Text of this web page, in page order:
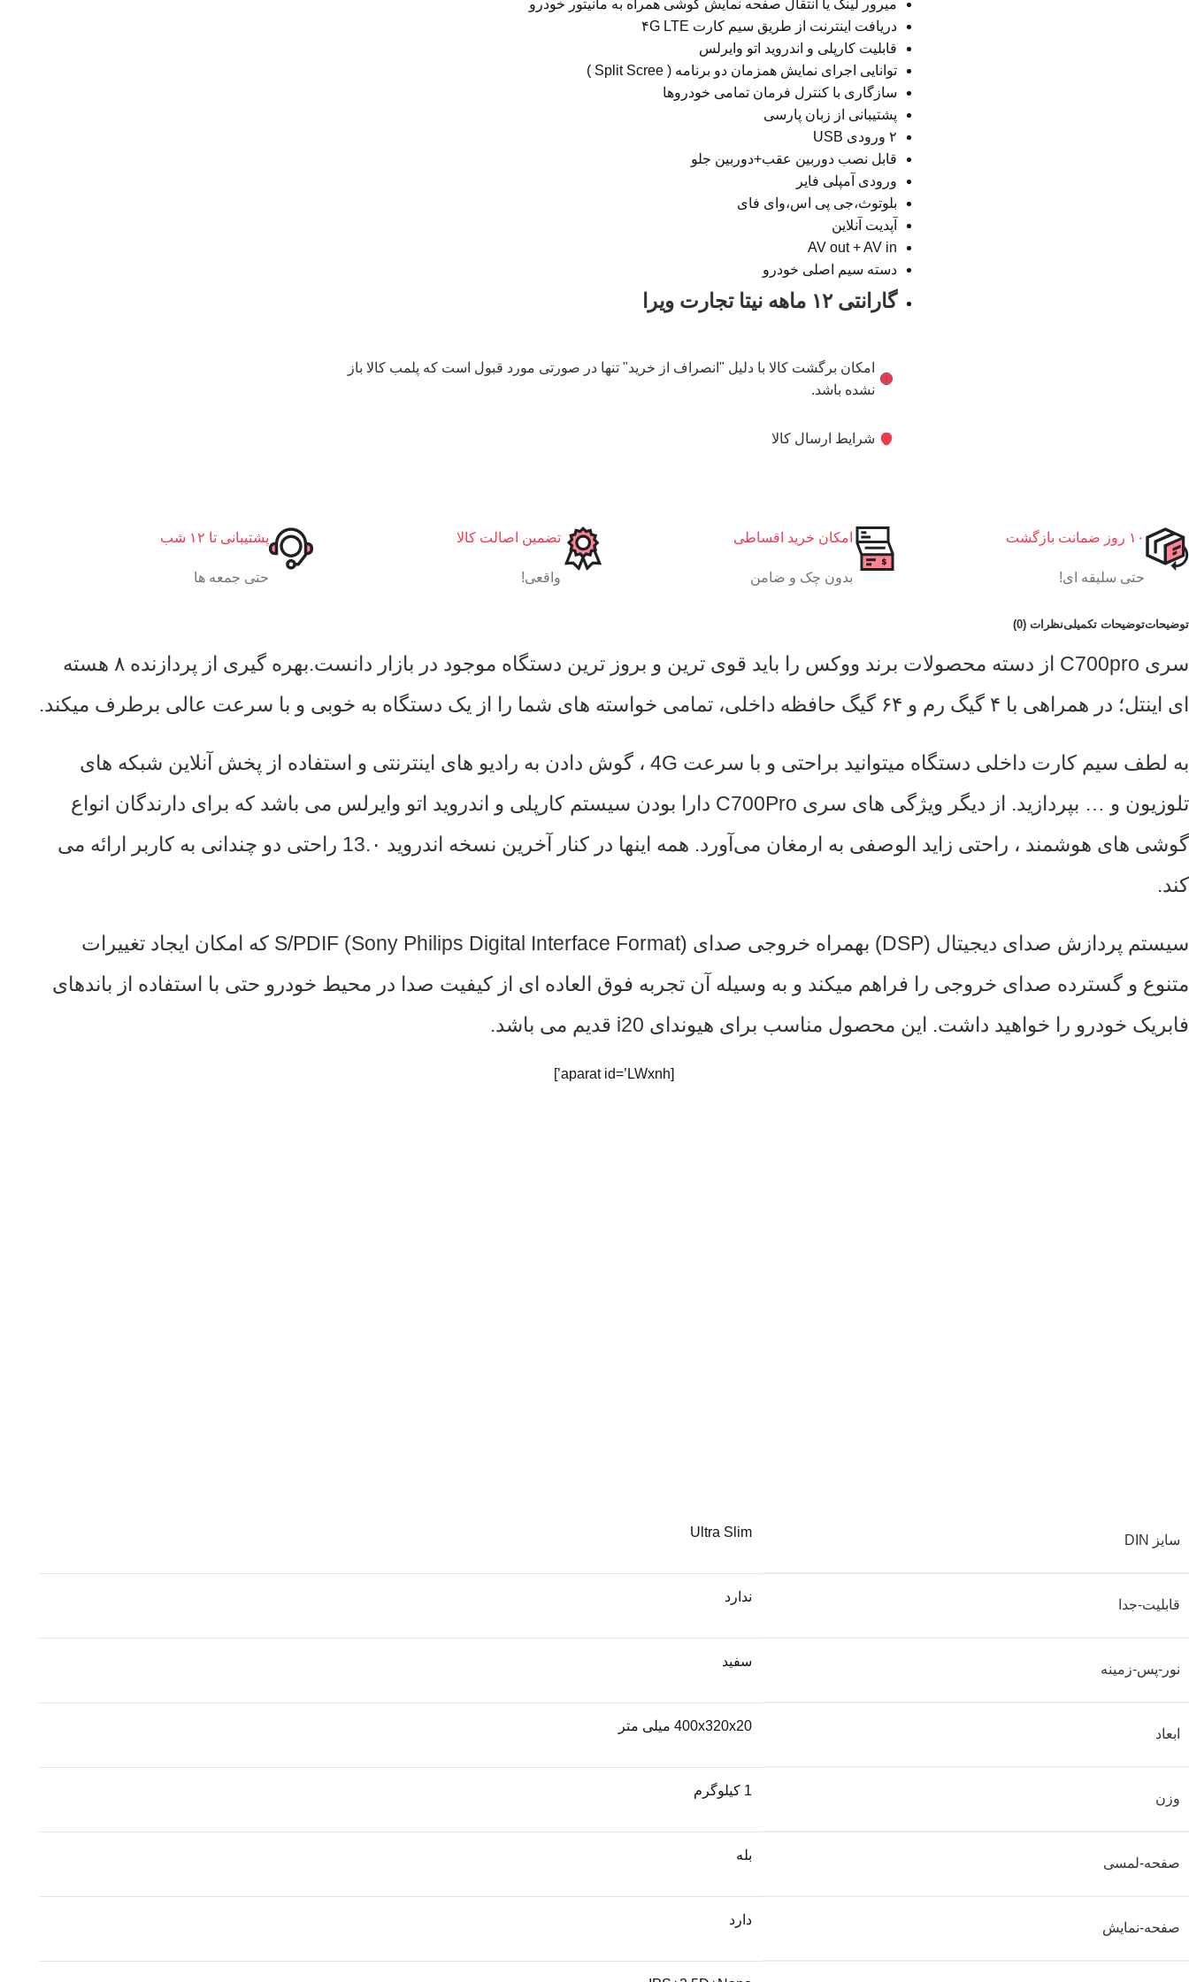
میرور لینک یا انتقال صفحه نمایش گوشی همراه به مانیتور خودرو
دریافت اینترنت از طریق سیم کارت ۴G LTE
قابلیت کارپلی و اندروید اتو وایرلس
توانایی اجرای نمایش همزمان دو برنامه ( Split Scree )
سازگاری با کنترل فرمان تمامی خودروها
پشتیبانی از زبان پارسی
۲ ورودی USB
قابل نصب دوربین عقب+دوربین جلو
ورودی آمپلی فایر
بلوتوث،جی پی اس،وای فای
آپدیت آنلاین
AV out + AV in
دسته سیم اصلی خودرو
گارانتی ۱۲ ماهه نیتا تجارت ویرا
امکان برگشت کالا با دلیل "انصراف از خرید" تنها در صورتی مورد قبول است که پلمب کالا باز
نشده باشد.
شرایط ارسال کالا
۱۰ روز ضمانت بازگشت
حتی سلیقه ای!
امکان خرید اقساطی
بدون چک و ضامن
تضمین اصالت کالا
واقعی!
پشتیبانی تا ۱۲ شب
حتی جمعه ها
توضیحاتتوضیحات تکمیلینظرات (0)
سری C700pro از دسته محصولات برند ووکس‌ را باید قوی ترین و بروز ترین دستگاه موجود در بازار دانست.بهره گیری از پردازنده ۸ هسته
ای اینتل؛ در همراهی با ۴ گیگ رم و ۶۴ گیگ حافظه داخلی، تمامی خواسته های شما را از یک دستگاه به خوبی و با سرعت عالی برطرف میکند.
به لطف سیم کارت داخلی دستگاه میتوانید براحتی و با سرعت 4G ، گوش دادن به رادیو های اینترنتی و استفاده از پخش آنلاین شبکه های
تلوزیون و … بپردازید. از دیگر ویژگی های سری C700Pro دارا بودن سیستم کارپلی و اندروید اتو وایرلس می باشد که برای دارندگان انواع
گوشی های هوشمند ، راحتی زاید الوصفی به ارمغان می‌آورد. همه اینها در کنار آخرین نسخه اندروید 13.۰ راحتی دو چندانی به کاربر ارائه می
کند.
سیستم پردازش صدای دیجیتال (DSP) بهمراه خروجی صدای (S/PDIF (Sony Philips Digital Interface Format که امکان ایجاد تغییرات
متنوع و گسترده صدای خروجی را فراهم میکند و به وسیله آن تجربه فوق العاده ای از کیفیت صدا در محیط خودرو حتی با استفاده از باندهای
فابریک خودرو را خواهید داشت. این محصول مناسب برای هیوندای i20 قدیم می باشد.
[aparat id=’LWxnh’]
سایز DIN
Ultra Slim
قابلیت-جدا
ندارد
نور-پس-زمینه
سفید
ابعاد
400x320x20 میلی متر
وزن
1 کیلوگرم
صفحه-لمسی
بله
صفحه-نمایش
دارد